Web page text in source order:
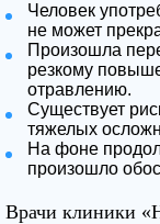
Человек
не может
Произошла
резкому
отравлению.
Существует
тяжелых
На фоне
произошло
Врачи клиники